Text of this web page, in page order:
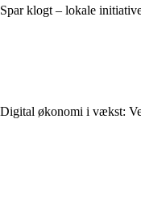
Spar klogt – lokale
Digital økonomi i vækst: